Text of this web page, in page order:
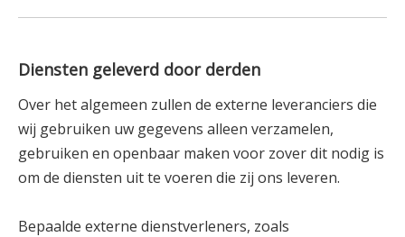
Diensten geleverd door derden
Over het algemeen zullen de externe leveranciers die
wij gebruiken uw gegevens alleen verzamelen,
gebruiken en openbaar maken voor zover dit nodig is
om de diensten uit te voeren die zij ons leveren.
Bepaalde externe dienstverleners, zoals